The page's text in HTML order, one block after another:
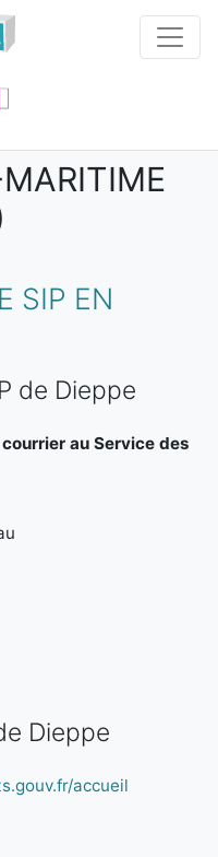
SIP EN
de Dieppe
au Service des
Dieppe
accueil